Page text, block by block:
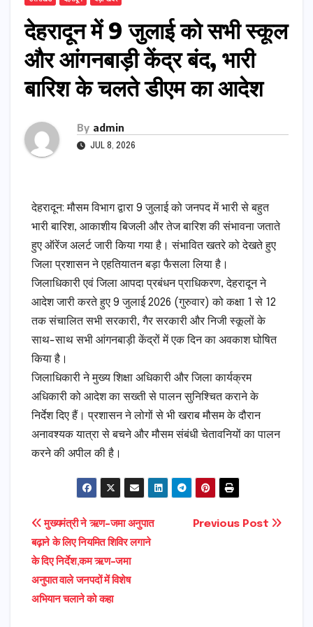
देहरादून में 9 जुलाई को सभी स्कूल
और आंगनबाड़ी केंद्र बंद, भारी
बारिश के चलते डीएम का आदेश
By admin
JUL 8, 2026
देहरादून: मौसम विभाग द्वारा 9 जुलाई को जनपद में भारी से बहुत
भारी बारिश, आकाशीय बिजली और तेज बारिश की संभावना जताते
हुए ऑरेंज अलर्ट जारी किया गया है। संभावित खतरे को देखते हुए
जिला प्रशासन ने एहतियातन बड़ा फैसला लिया है।
जिलाधिकारी एवं जिला आपदा प्रबंधन प्राधिकरण, देहरादून ने
आदेश जारी करते हुए 9 जुलाई 2026 (गुरुवार) को कक्षा 1 से 12
तक संचालित सभी सरकारी, गैर सरकारी और निजी स्कूलों के
साथ-साथ सभी आंगनबाड़ी केंद्रों में एक दिन का अवकाश घोषित
किया है।
जिलाधिकारी ने मुख्य शिक्षा अधिकारी और जिला कार्यक्रम
अधिकारी को आदेश का सख्ती से पालन सुनिश्चित कराने के
निर्देश दिए हैं। प्रशासन ने लोगों से भी खराब मौसम के दौरान
अनावश्यक यात्रा से बचने और मौसम संबंधी चेतावनियों का पालन
करने की अपील की है।
Post
navigation
Previous Post
मुख्यमंत्री ने ऋण-जमा अनुपात
बढ़ाने के लिए नियमित शिविर लगाने
के दिए निर्देश,कम ऋण-जमा
अनुपात वाले जनपदों में विशेष
अभियान चलाने को कहा